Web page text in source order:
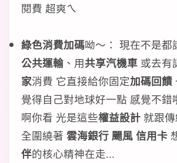
閱費 超爽ㄟ
綠色消費加碼呦～： 現在不是都
公共運輸 、用共享汽機車 或去有
家消費 它直接給你固定加碼回饋
覺得自己對地球好一點 感覺不錯
啊你看 光是這些權益設計 就跟
全圍繞著 雲海銀行 颺風 信用卡
伴的核心精神在走...